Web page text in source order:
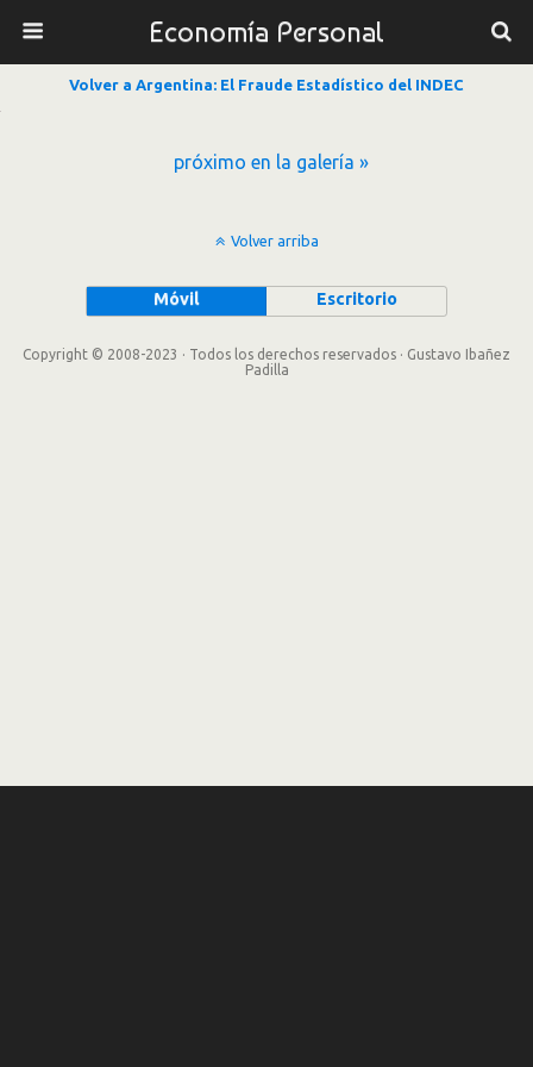
Economía Personal
Volver a Argentina: El Fraude Estadístico del INDEC
próximo en la galería »
Volver arriba
Móvil Escritorio
Copyright © 2008-2023 · Todos los derechos reservados · Gustavo Ibañez
Padilla